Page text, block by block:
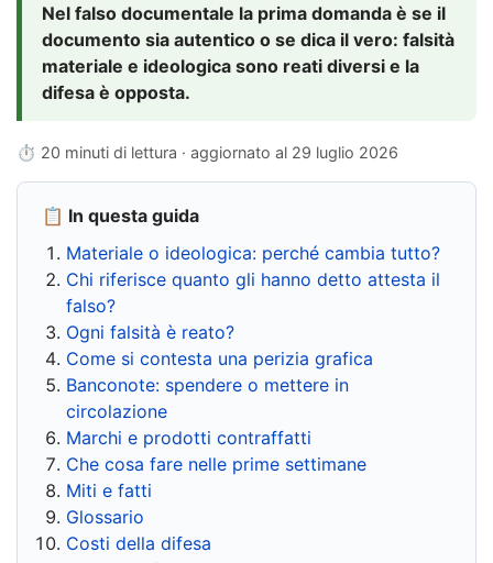
Nel falso documentale la prima domanda è se il
documento sia autentico o se dica il vero: falsità
materiale e ideologica sono reati diversi e la
difesa è opposta.
⏱ 20 minuti di lettura · aggiornato al 29 luglio 2026
📋 In questa guida
Materiale o ideologica: perché cambia tutto?
Chi riferisce quanto gli hanno detto attesta il
falso?
Ogni falsità è reato?
Come si contesta una perizia grafica
Banconote: spendere o mettere in
circolazione
Marchi e prodotti contraffatti
Che cosa fare nelle prime settimane
Miti e fatti
Glossario
Costi della difesa